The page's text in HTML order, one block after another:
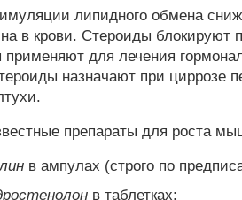
липидного обмена
в крови. Стероиды блокируют
применяют для лечения
назначают при циррозе
препараты для роста
в ампулах (строго по
в таблетках;